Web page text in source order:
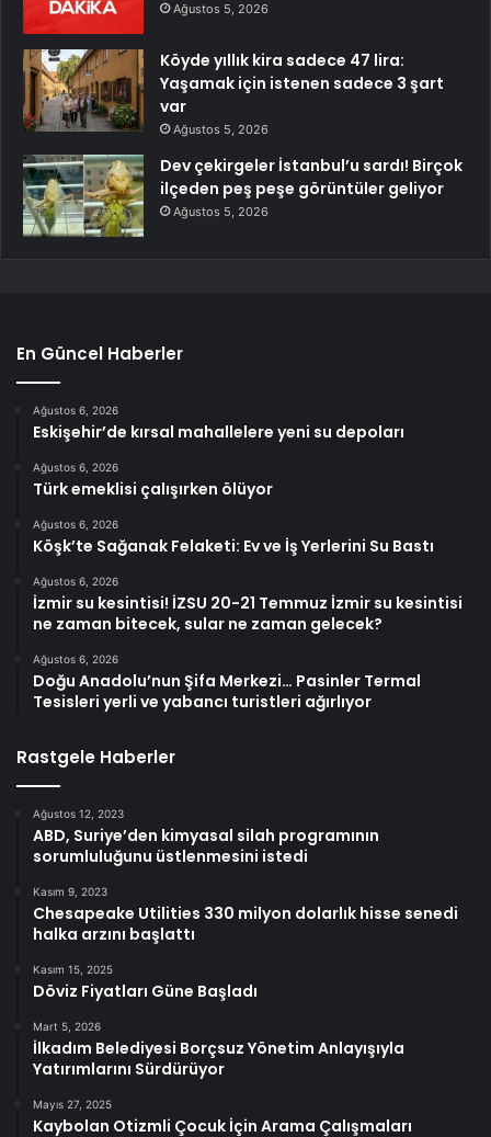
Ağustos 5, 2026
Köyde yıllık kira sadece 47 lira:
Yaşamak için istenen sadece 3 şart
var
Ağustos 5, 2026
Dev çekirgeler İstanbul’u sardı! Birçok
ilçeden peş peşe görüntüler geliyor
Ağustos 5, 2026
En Güncel Haberler
Ağustos 6, 2026
Eskişehir’de kırsal mahallelere yeni su depoları
Ağustos 6, 2026
Türk emeklisi çalışırken ölüyor
Ağustos 6, 2026
Köşk’te Sağanak Felaketi: Ev ve İş Yerlerini Su Bastı
Ağustos 6, 2026
İzmir su kesintisi! İZSU 20-21 Temmuz İzmir su kesintisi
ne zaman bitecek, sular ne zaman gelecek?
Ağustos 6, 2026
Doğu Anadolu’nun Şifa Merkezi… Pasinler Termal
Tesisleri yerli ve yabancı turistleri ağırlıyor
Rastgele Haberler
Ağustos 12, 2023
ABD, Suriye’den kimyasal silah programının
sorumluluğunu üstlenmesini istedi
Kasım 9, 2023
Chesapeake Utilities 330 milyon dolarlık hisse senedi
halka arzını başlattı
Kasım 15, 2025
Döviz Fiyatları Güne Başladı
Mart 5, 2026
İlkadım Belediyesi Borçsuz Yönetim Anlayışıyla
Yatırımlarını Sürdürüyor
Mayıs 27, 2025
Kaybolan Otizmli Çocuk İçin Arama Çalışmaları